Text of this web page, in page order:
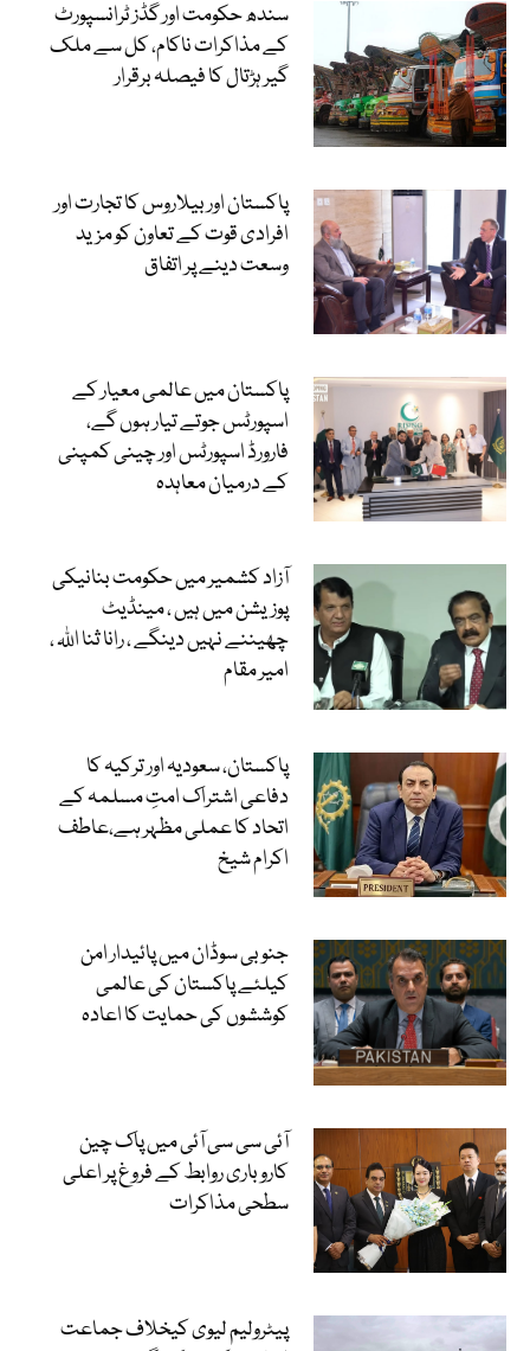
سندھ حکومت اور گڈز ٹرانسپورٹ
کے مذاکرات ناکام، کل سے ملک
گیر ہڑتال کا فیصلہ برقرار
پاکستان اور بیلاروس کا تجارت اور
افرادی قوت کے تعاون کو مزید
وسعت دینے پر اتفاق
پاکستان میں عالمی معیار کے
اسپورٹس جوتے تیار ہوں گے،
فارورڈ اسپورٹس اور چینی کمپنی
کے درمیان معاہدہ
آزاد کشمیر میں حکومت بنانیکی
پوزیشن میں ہیں ، مینڈیٹ
چھیننے نہیں دینگے ، رانا ثنا اللہ ،
امیر مقام
پاکستان، سعودیہ اور ترکیہ کا
دفاعی اشتراک امتِ مسلمہ کے
اتحاد کا عملی مظہر ہے،عاطف
اکرام شیخ
جنوبی سوڈان میں پائیدار امن
کیلئے پاکستان کی عالمی
کوششوں کی حمایت کا اعادہ
آئی سی سی آئی میں پاک چین
کاروباری روابط کے فروغ پر اعلی
سطحی مذاکرات
پیٹرولیم لیوی کیخلاف جماعت